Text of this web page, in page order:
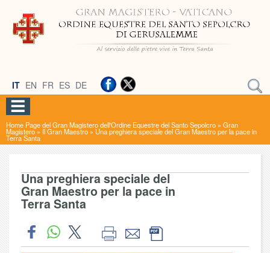
IT EN FR ES DE
Home Page del Gran Magistero dell'Ordine Equestre del Santo Sepolcro » Gran
Magistero» Il Gran Maestro » Una preghiera speciale del Gran Maestro per la pace in
Terra Santa
Una preghiera speciale del
Gran Maestro per la pace in
Terra Santa